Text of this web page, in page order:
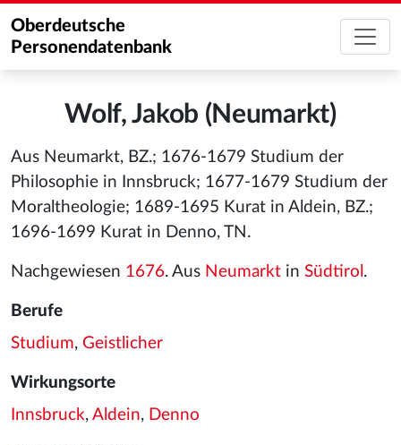
Oberdeutsche
Personendatenbank
Wolf, Jakob (Neumarkt)
Aus Neumarkt, BZ.; 1676-1679 Studium der
Philosophie in Innsbruck; 1677-1679 Studium der
Moraltheologie; 1689-1695 Kurat in Aldein, BZ.;
1696-1699 Kurat in Denno, TN.
Nachgewiesen 1676. Aus Neumarkt in Südtirol .
Berufe
Studium, Geistlicher
Wirkungsorte
Innsbruck, Aldein, Denno